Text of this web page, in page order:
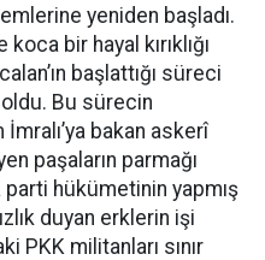
yeniden başladı.
bir hayal kırıklığı
başlattığı süreci
oldu. Bu sürecin
İmralı’ya bakan askerî
paşaların parmağı
hükümetinin yapmış
duyan erklerin işi
PKK militanları sınır